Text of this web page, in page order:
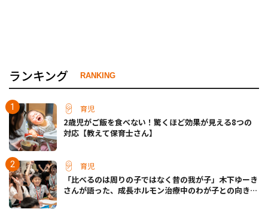
ランキング RANKING
育児
2歳児がご飯を食べない！驚くほど効果が見える8つの
対応【教えて保育士さん】
育児
「比べるのは周りの子ではなく昔の我が子」木下ゆーき
さんが語った、成長ホルモン治療中のわが子との向き合